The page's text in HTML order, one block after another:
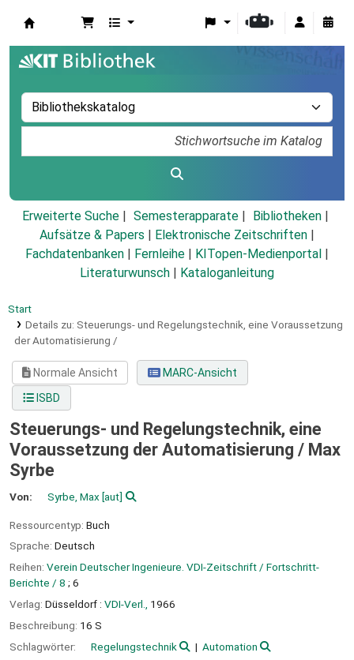
Erweiterte Suche Semesterapparate
Bibliotheken
Aufsätze & Papers
Elektronische Zeitschriften
Fachdatenbanken
Fernleihe KITopen-Medienportal
Literaturwunsch
Kataloganleitung
Start
Details zu: Steuerungs- und Regelungstechnik, eine Voraussetzung
der Automatisierung /
Normale Ansicht
MARC-Ansicht
ISBD
Steuerungs- und Regelungstechnik, eine
Voraussetzung der Automatisierung / Max
Syrbe
Von: Syrbe, Max[aut]
Ressourcentyp: Buch
Sprache: Deutsch
Reihen: Verein Deutscher Ingenieure. VDI-Zeitschrift / Fortschritt-
Berichte / 8 ; 6
Verlag: Düsseldorf : VDI-Verl.,
1966
Beschreibung: 16 S
Schlagwörter:
Regelungstechnik
Automation